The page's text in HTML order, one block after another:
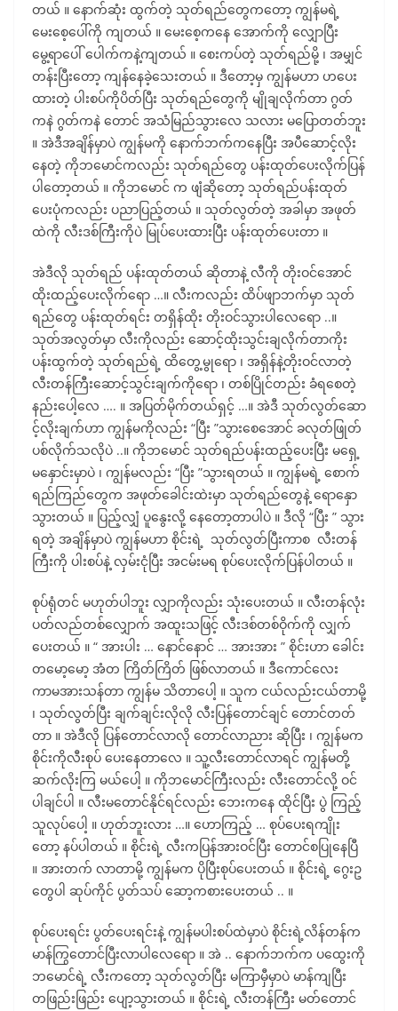
တယ် ။ နောက်ဆုံး ထွက်တဲ့ သုတ်ရည်တွေကတော့ ကျွန်မရဲ့
မေးစေ့ပေါ်ကို ကျတယ် ။ မေးစေ့ကနေ အောက်ကို လျှောပြီး
မွေ့ရာပေါ် ပေါက်ကနဲ့ကျတယ် ။ စေးကပ်တဲ့ သုတ်ရည်မို့ ၊ အမျှင်
တန်းပြီးတော့ ကျန်နေခဲ့သေးတယ် ။ ဒီတော့မှ ကျွန်မဟာ ဟပေး
ထားတဲ့ ပါးစပ်ကိုပိတ်ပြီး သုတ်ရည်တွေကို မျိုချလိုက်တာ ဂွတ်
ကနဲ ဂွတ်ကနဲ တောင် အသံမြည်သွားလေ သလား မပြောတတ်ဘူး
။ အဲဒီအချိန်မှာပဲ ကျွန်မကို နောက်ဘက်ကနေပြီး အပီဆောင့်လိုး
နေတဲ့ ကိုဘမောင်ကလည်း သုတ်ရည်တွေ ပန်းထုတ်ပေးလိုက်ပြန်
ပါတော့တယ် ။ ကိုဘမောင် က ဖျံဆိုတော့ သုတ်ရည်ပန်းထုတ်
ပေးပုံကလည်း ပညာပြည့်တယ် ။ သုတ်လွတ်တဲ့ အခါမှာ အဖုတ်
ထဲကို လီးဒစ်ကြီးကိုပဲ မြုပ်ပေးထားပြီး ပန်းထုတ်ပေးတာ ။
အဲဒီလို သုတ်ရည် ပန်းထုတ်တယ် ဆိုတာနဲ့ လီကို တိုးဝင်အောင်
ထိုးထည့်ပေးလိုက်ရော …။ လီးကလည်း ထိပ်ဖျာဘက်မှာ သုတ်
ရည်တွေ ပန်းထုတ်ရင်း တရှိန်ထိုး တိုးဝင်သွားပါလေရော ..။
သုတ်အလွတ်မှာ လီးကိုလည်း ဆောင့်ထိုးသွင်းချလိုက်တာကိုး
ပန်းထွက်တဲ့ သုတ်ရည်ရဲ့ ထိတွေ့မွုရော ၊ အရှိန်နဲ့တိုးဝင်လာတဲ့
လီးတန်ကြီးဆောင့်သွင်းချက်ကိုရော ၊ တစ်ပြိုင်တည်း ခံရစေတဲ့
နည်းပေါ့လေ …. ။ အပြတ်မိုက်တယ်ရှင့် …။ အဲဒီ သုတ်လွတ်ဆော
င့်လိုးချက်ဟာ ကျွန်မကိုလည်း “ပြီး ”သွားစေအောင် ခလုတ်ဖြုတ်
ပစ်လိုက်သလိုပဲ ..။ ကိုဘမောင် သုတ်ရည်ပန်းထည့်ပေးပြီး မရှေ့
မနှောင်းမှာပဲ ၊ ကျွန်မလည်း “ပြီး ”သွားရတယ် ။ ကျွန်မရဲ့ စောက်
ရည်ကြည်တွေက အဖုတ်ခေါင်းထဲးမှာ သုတ်ရည်တွေနဲ့ ရောနှော
သွားတယ် ။ ပြည့်လျှံ ပူနွေးလို့ နေတော့တာပါပဲ ။ ဒီလို “ပြီး ” သွား
ရတဲ့ အချိန်မှာပဲ ကျွန်မဟာ စိုင်းရဲ့ သုတ်လွတ်ပြီးကာစ လီးတန်
ကြီးကို ပါးစပ်နဲ့ လှမ်းငုံပြီး အငမ်းမရ စုပ်ပေးလိုက်ပြန်ပါတယ် ။
စုပ်ရုံတင် မဟုတ်ပါဘူး လျှာကိုလည်း သုံးပေးတယ် ။ လီးတန်လုံး
ပတ်လည်တစ်လျှောက် အထူးသဖြင့် လီးဒစ်တစ်ဝိုက်ကို လျှက်
ပေးတယ် ။ “ အားပါး … နောင်နောင် … အားအား ” စိုင်းဟာ ခေါင်း
တမော့မော့ အံတ ကြိတ်ကြိတ် ဖြစ်လာတယ် ။ ဒီကောင်လေး
ကာမအားသန်တာ ကျွန်မ သိတာပေါ့ ။ သူက ငယ်လည်းငယ်တာမို့
၊ သုတ်လွတ်ပြီး ချက်ချင်းလိုလို လီးပြန်တောင်ချင် တောင်တတ်
တာ ။ အဲဒီလို ပြန်တောင်လာလို တောင်လာညား ဆိုပြီး ၊ ကျွန်မက
စိုင်းကိုလီးစုပ် ပေးနေတာလေ ။ သူ့လီးတောင်လာရင် ကျွန်မတို့
ဆက်လိုးကြ မယ်ပေါ့ ။ ကိုဘမောင်ကြီးလည်း လီးတောင်လို့ ဝင်
ပါချင်ပါ ။ လီးမတောင်နိုင်ရင်လည်း ဘေးကနေ ထိုင်ပြီး ပွဲ ကြည့်
သူလုပ်ပေါ့ ။ ဟုတ်ဘူးလား …။ ဟောကြည့် … စုပ်ပေးရကျိုး
တော့ နပ်ပါတယ် ။ စိုင်းရဲ့ လီးကပြန်အားဝင်ပြီး တောင်စပြုနေပြီ
။ အားတက် လာတာမို့ ကျွန်မက ပိုပြီးစုပ်ပေးတယ် ။ စိုင်းရဲ့ ဂွေးဥ
တွေပါ ဆုပ်ကိုင် ပွတ်သပ် ဆော့ကစားပေးတယ် .. ။
စုပ်ပေးရင်း ပွတ်ပေးရင်းနဲ့ ကျွန်မပါးစပ်ထဲမှာပဲ စိုင်းရဲ့လိန်တန်က
မာန်ကြွတောင်ပြီးလာပါလေရော ။ အဲ .. နောက်ဘက်က ပထွေးကို
ဘမောင်ရဲ့ လီးကတော့ သုတ်လွတ်ပြီး မကြာမှီမှာပဲ မာန်ကျပြီး
တဖြည်းဖြည်း ပျော့သွားတယ် ။ စိုင်းရဲ့ လီးတန်ကြီး မတ်တောင်